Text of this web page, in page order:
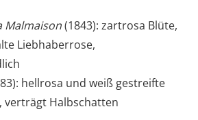
Malmaison(1843): zartrosa Blüte,
Liebhaberrose,
hellrosa und weiß gestreifte
verträgt Halbschatten